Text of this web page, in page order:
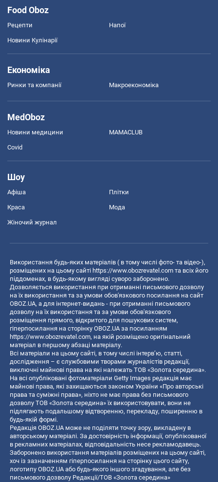
Food Oboz
Рецепти Напої
Новини Кулінарії
Економіка
Ринки та компанії Макроекономіка
MedOboz
Новини медицини MAMACLUB
Covid
Шоу
Афіша Плітки
Краса Мода
Жіночий журнал
Використання будь-яких матеріалів ( в тому числі фото- та відео-),
розміщених на цьому сайті https://www.obozrevatel.com та всіх його
піддоменах, в будь-якому вигляді суворо заборонено.
Дозволяється використання при отриманні письмового дозволу
на їх використання та за умови обов'язкового посилання на сайт
OBOZ.UA, а для інтернет-видань - при отриманні письмового
дозволу на їх використання та за умови обов'язкового
розміщення прямого, відкритого для пошукових систем,
гіперпосилання на сторінку OBOZ.UA за посиланням
https://www.obozrevatel.com, на якій розміщено оригінальний
матеріал в першому абзаці матеріалу.
Всі матеріали на цьому сайті, в тому числі інтерв’ю, статті,
дослідження – є службовими творами журналістів редакції,
виключні майнові права на які належать ТОВ «Золота середина».
На всі опубліковані фотоматеріали Getty Images редакція має
майнові права, які захищаються законом України «Про авторські
права та суміжні права», ніхто не має права без письмового
дозволу ТОВ «Золота середина» їх використовувати, вони не
підлягають подальшому відтворенню, перекладу, поширенню в
будь-якій формі.
Редакція OBOZ.UA може не поділяти точку зору, викладену в
авторському матеріалі. За достовірність інформації, опублікованої
в рекламних матеріалах, відповідальність несе рекламодавець.
Заборонено використання матеріалів розміщених на цьому сайті,
хоч із зазначенням гіперпосилання на сторінку цього сайту,
логотипу OBOZ.UA або будь-якого іншого згадування, але без
письмового дозволу Редакції/ТОВ «Золота середина»